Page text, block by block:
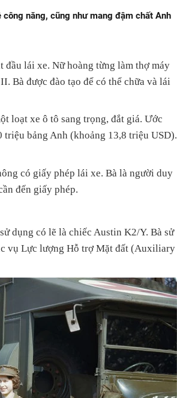
năng, cũng như mang đậm chất Anh
lái xe. Nữ hoàng từng làm thợ máy
Bà được đào tạo để có thể chữa và lái
loạt xe ô tô sang trọng, đắt giá. Ước
bảng Anh (khoảng 13,8 triệu USD).
có giấy phép lái xe. Bà là người duy
đến giấy phép.
dụng có lẽ là chiếc Austin K2/Y. Bà sử
vụ Lực lượng Hỗ trợ Mặt đất (Auxiliary